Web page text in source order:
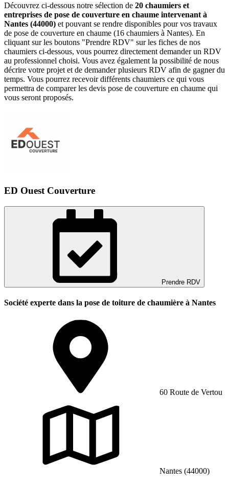
Découvrez ci-dessous notre sélection de 20 chaumiers et
entreprises de pose de couverture en chaume intervenant à
Nantes (44000) et pouvant se rendre disponibles pour vos travaux
de pose de couverture en chaume (16 chaumiers à Nantes). En
cliquant sur les boutons "Prendre RDV" sur les fiches de nos
chaumiers ci-dessous, vous pourrez directement demander un RDV
au professionnel choisi. Vous avez également la possibilité de nous
décrire votre projet et de demander plusieurs RDV afin de gagner du
temps. Vous pourrez recevoir différents chaumiers ce qui vous
permettra de comparer les devis pose de couverture en chaume qui
vous seront proposés.
ED Ouest Couverture
Prendre RDV
Société experte dans la pose de toiture de chaumière à Nantes
60 Route de Vertou
Nantes (44000)